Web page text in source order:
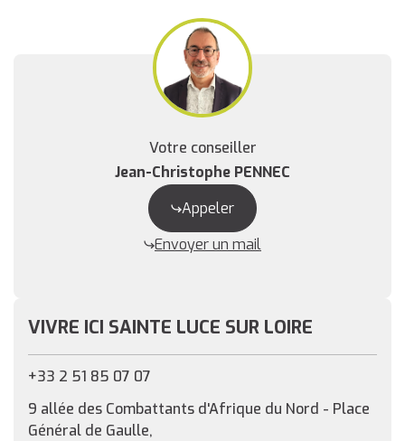
Votre conseiller
Jean-Christophe PENNEC
Appeler
Envoyer un mail
VIVRE ICI SAINTE LUCE SUR LOIRE
+33 2 51 85 07 07
9 allée des Combattants d'Afrique du Nord - Place
Général de Gaulle,